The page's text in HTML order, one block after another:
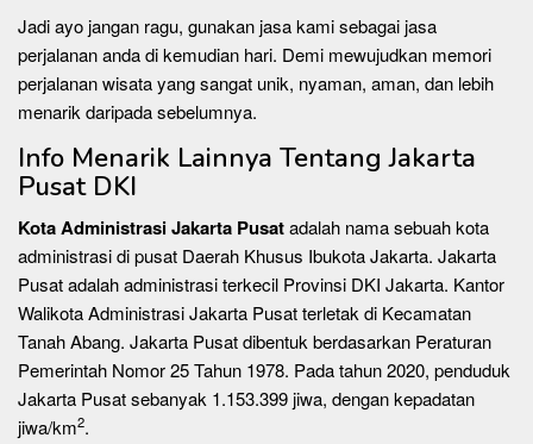
Jadi ayo jangan ragu, gunakan jasa kami sebagai jasa
perjalanan anda di kemudian hari. Demi mewujudkan memori
perjalanan wisata yang sangat unik, nyaman, aman, dan lebih
menarik daripada sebelumnya.
Info Menarik Lainnya Tentang Jakarta
Pusat DKI
Kota Administrasi Jakarta Pusatadalah nama sebuah kota
administrasi di pusat Daerah Khusus Ibukota Jakarta. Jakarta
Pusat adalah administrasi terkecil Provinsi DKI Jakarta. Kantor
Walikota Administrasi Jakarta Pusat terletak di Kecamatan
Tanah Abang. Jakarta Pusat dibentuk berdasarkan Peraturan
Pemerintah Nomor 25 Tahun 1978. Pada tahun 2020, penduduk
Jakarta Pusat sebanyak 1.153.399 jiwa, dengan kepadatan
jiwa/km2.